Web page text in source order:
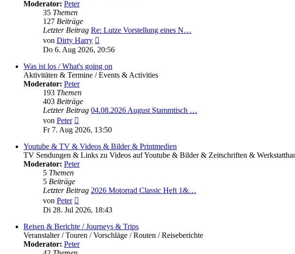
Moderator: Peter
35 Themen
127 Beiträge
Letzter Beitrag Re: Lutze Vorstellung eines N…
von Dirty Harry
Beitrag
Do 6. Aug 2026, 20:56
Was ist los / What's going on
Aktivitäten & Termine / Events & Activities
Moderator: Peter
193 Themen
403 Beiträge
Letzter Beitrag 04.08.2026 August Stammtisch …
von Peter
Beitrag
Fr 7. Aug 2026, 13:50
Youtube & TV & Videos & Bilder & Printmedien
TV Sendungen & Links zu Videos auf Youtube & Bilder & Zeitschriften &
Moderator: Peter
5 Themen
5 Beiträge
Letzter Beitrag 2026 Motorrad Classic Heft 1&…
von Peter
Beitrag
Di 28. Jul 2026, 18:43
Reisen & Berichte / Journeys & Trips
Veranstalter / Touren / Vorschläge / Routen / Reiseberichte
Moderator: Peter